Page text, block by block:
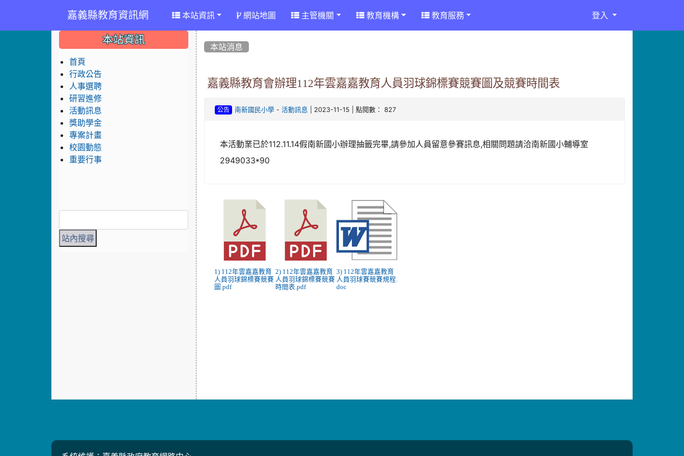
嘉義縣教育資訊網 本站資訊 網站地圖 主管機關 教育機構 教育服務 登入
本站消息
嘉義縣教育會辦理112年雲嘉嘉教育人員羽球錦標賽競賽圖及競賽時間表
公告 南新國民小學 - 活動訊息 | 2023-11-15 | 點閱數： 827
本活動業已於112.11.14假南新國小辦理抽籤完畢,請參加人員留意參賽訊息,相關問題請洽南新國小輔導室
2949033*90
1) 112年雲嘉嘉教育
人員羽球錦標賽競賽
圖.pdf
2) 112年雲嘉嘉教育
人員羽球錦標賽競賽
時間表.pdf
3) 112年雲嘉嘉教育
人員羽球賽競賽規程.
doc
::: 本站資訊
首頁
行政公告
人事選聘
研習進修
活動訊息
獎助學金
專案計畫
校園動態
重要行事